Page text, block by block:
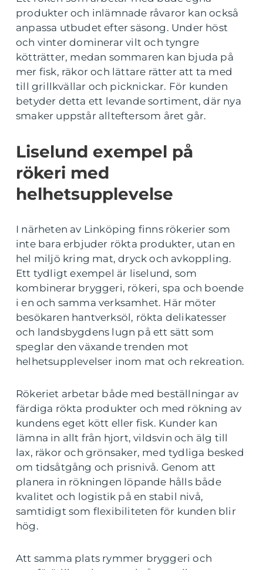
produkter och inlämnade råvaror kan också
anpassa utbudet efter säsong. Under höst
och vinter dominerar vilt och tyngre
kötträtter, medan sommaren kan bjuda på
mer fisk, räkor och lättare rätter att ta med
till grillkvällar och picknickar. För kunden
betyder detta ett levande sortiment, där nya
smaker uppstår allteftersom året går.
Liselund exempel på
rökeri med
helhetsupplevelse
I närheten av Linköping finns rökerier som
inte bara erbjuder rökta produkter, utan en
hel miljö kring mat, dryck och avkoppling.
Ett tydligt exempel är liselund, som
kombinerar bryggeri, rökeri, spa och boende
i en och samma verksamhet. Här möter
besökaren hantverksöl, rökta delikatesser
och landsbygdens lugn på ett sätt som
speglar den växande trenden mot
helhetsupplevelser inom mat och rekreation.
Rökeriet arbetar både med beställningar av
färdiga rökta produkter och med rökning av
kundens eget kött eller fisk. Kunder kan
lämna in allt från hjort, vildsvin och älg till
lax, räkor och grönsaker, med tydliga besked
om tidsåtgång och prisnivå. Genom att
planera in rökningen löpande hålls både
kvalitet och logistik på en stabil nivå,
samtidigt som flexibiliteten för kunden blir
hög.
Att samma plats rymmer bryggeri och